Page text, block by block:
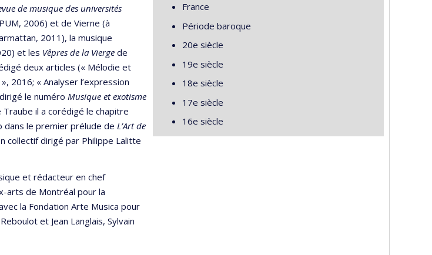
de musique des universités
2006) et de Vierne (à
2011), la musique
et les Vêpres de la Vierge de
deux articles (« Mélodie et
2016; « Analyser l’expression
le numéro Musique et exotisme
Traube il a corédigé le chapitre
dans le premier prélude de L’Art de
collectif dirigé par Philippe Lalitte
et rédacteur en chef
arts de Montréal pour la
la Fondation Arte Musica pour
et Jean Langlais, Sylvain
France
Période baroque
20e siècle
19e siècle
18e siècle
17e siècle
16e siècle